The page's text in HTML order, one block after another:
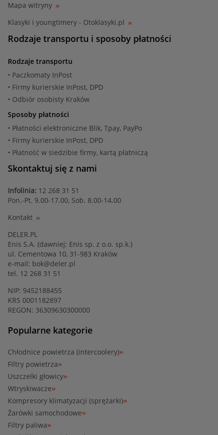
Mapa witryny
Klasyki i youngtimery - Otoklasyki.pl
Rodzaje transportu i sposoby płatności
Rodzaje transportu
• Paczkomaty InPost
• Firmy kurierskie InPost, DPD
• Odbiór osobisty Kraków
Sposoby płatności
• Płatności elektroniczne Blik, Tpay, PayPo
• Firmy kurierskie InPost, DPD
• Płatność w siedzibie firmy, kartą płatniczą
Skontaktuj się z nami
Infolinia: 12 268 31 51
Pon.-Pt. 9.00-17.00, Sob. 8.00-14.00
Kontakt
DELER.PL
Enis S.A. (dawniej: Enis sp. z o.o. sp.k.)
ul. Cementowa 10, 31-983 Kraków
e-mail: bok@deler.pl
tel. 12 268 31 51
NIP: 9452188455
KRS 0001182897
REGON: 36309630300000
Popularne kategorie
Chłodnice powietrza (intercoolery)
Filtry powietrza
Uszczelki głowicy
Wtryskiwacze
Kompresory klimatyzacji (sprężarki)
Żarówki samochodowe
Filtry paliwa